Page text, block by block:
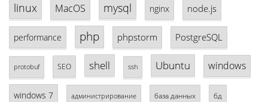
linux MacOS mysql nginx node.js
performance php phpstorm PostgreSQL
protobuf SEO shell ssh Ubuntu windows
windows 7 администрирование база данных бд